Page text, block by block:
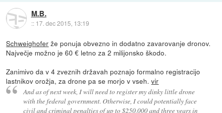
M.B.
:: 17. dec 2015, 13:19
Schweighofer že ponuja obvezno in dodatno zavarovanje dronov.
Največje možno je 60 € letno za 2 milijonsko škodo.
Zanimivo da v 4 zveznih državah poznajo formalno registracijo
lastnikov orožja, za drone pa se morjo v vseh.vir
And as of next week, I will need to register my dinky little drone
with the federal government. Otherwise, I could potentially face
civil and criminal penalties of up to $250,000 and three years in